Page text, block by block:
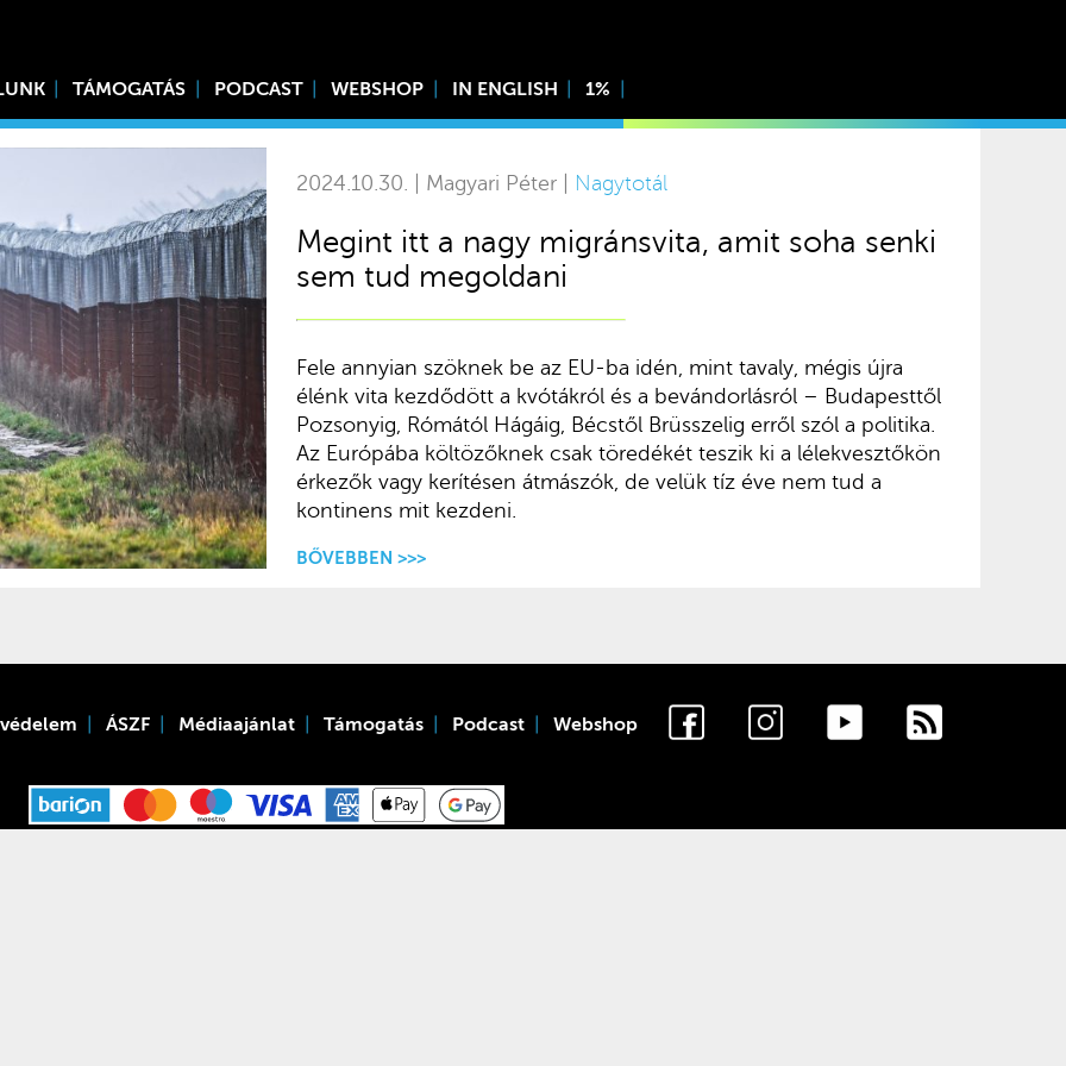
TÁMOGATÁS PODCAST WEBSHOP IN ENGLISH 1%
2024.10.30. | Magyari Péter | Nagytotál
Megint itt a nagy migránsvita, amit soha senki
sem tud megoldani
Fele annyian szöknek be az EU-ba idén, mint tavaly, mégis újra
élénk vita kezdődött a kvótákról és a bevándorlásról – Budapesttől
Pozsonyig, Rómától Hágáig, Bécstől Brüsszelig erről szól a politika.
Az Európába költözőknek csak töredékét teszik ki a lélekvesztőkön
érkezők vagy kerítésen átmászók, de velük tíz éve nem tud a
kontinens mit kezdeni.
BŐVEBBEN >>>
ÁSZF Médiaajánlat Támogatás Podcast Webshop